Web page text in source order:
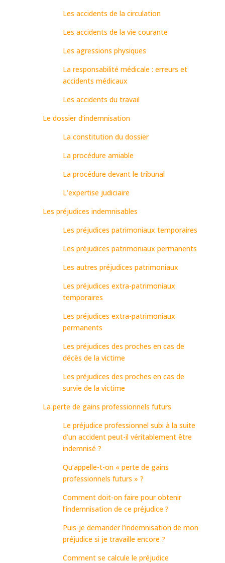
Les accidents de la circulation
Les accidents de la vie courante
Les agressions physiques
La responsabilité médicale : erreurs et
accidents médicaux
Les accidents du travail
Le dossier d’indemnisation
La constitution du dossier
La procédure amiable
La procédure devant le tribunal
L’expertise judiciaire
Les préjudices indemnisables
Les préjudices patrimoniaux temporaires
Les préjudices patrimoniaux permanents
Les autres préjudices patrimoniaux
Les préjudices extra-patrimoniaux
temporaires
Les préjudices extra-patrimoniaux
permanents
Les préjudices des proches en cas de
décès de la victime
Les préjudices des proches en cas de
survie de la victime
La perte de gains professionnels futurs
Le préjudice professionnel subi à la suite
d’un accident peut-il véritablement être
indemnisé ?
Qu’appelle-t-on « perte de gains
professionnels futurs » ?
Comment doit-on faire pour obtenir
l’indemnisation de ce préjudice ?
Puis-je demander l’indemnisation de mon
préjudice si je travaille encore ?
Comment se calcule le préjudice